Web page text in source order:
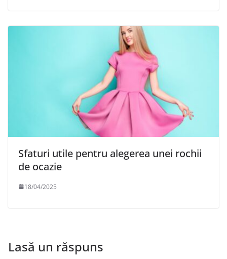
Sfaturi utile pentru alegerea unei rochii
de ocazie
18/04/2025
Lasă un răspuns